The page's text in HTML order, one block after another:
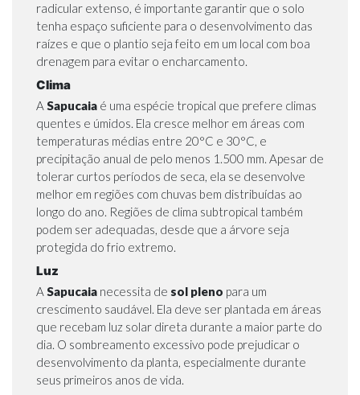
radicular extenso, é importante garantir que o solo
tenha espaço suficiente para o desenvolvimento das
raízes e que o plantio seja feito em um local com boa
drenagem para evitar o encharcamento.
Clima
A Sapucaia é uma espécie tropical que prefere climas
quentes e úmidos. Ela cresce melhor em áreas com
temperaturas médias entre 20°C e 30°C, e
precipitação anual de pelo menos 1.500 mm. Apesar de
tolerar curtos períodos de seca, ela se desenvolve
melhor em regiões com chuvas bem distribuídas ao
longo do ano. Regiões de clima subtropical também
podem ser adequadas, desde que a árvore seja
protegida do frio extremo.
Luz
A Sapucaia necessita de sol pleno para um
crescimento saudável. Ela deve ser plantada em áreas
que recebam luz solar direta durante a maior parte do
dia. O sombreamento excessivo pode prejudicar o
desenvolvimento da planta, especialmente durante
seus primeiros anos de vida.